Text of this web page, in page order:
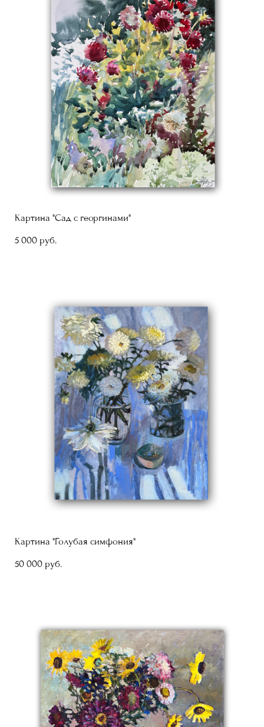
Картина "Сад с георгинами"
5 000 pуб.
Картина "Голубая симфония"
50 000 pуб.